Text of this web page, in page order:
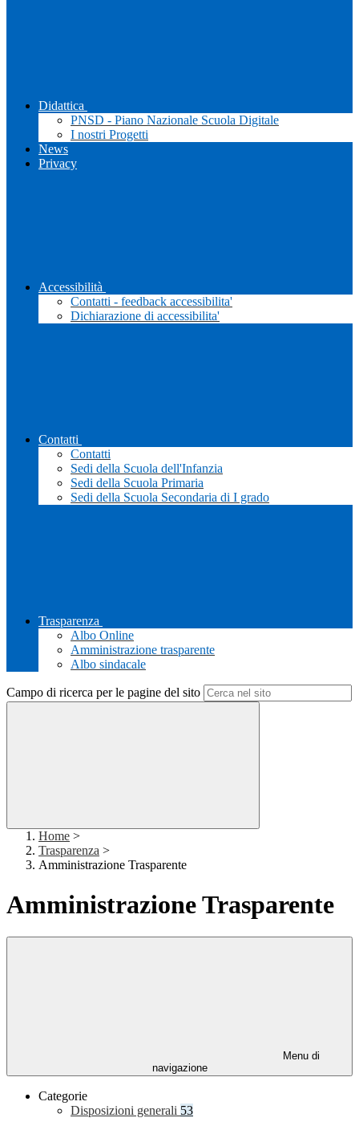
Didattica
PNSD - Piano Nazionale Scuola Digitale
I nostri Progetti
News
Privacy
Accessibilità
Contatti - feedback accessibilita'
Dichiarazione di accessibilita'
Contatti
Contatti
Sedi della Scuola dell'Infanzia
Sedi della Scuola Primaria
Sedi della Scuola Secondaria di I grado
Trasparenza
Albo Online
Amministrazione trasparente
Albo sindacale
Campo di ricerca per le pagine del sito
Home >
Trasparenza >
Amministrazione Trasparente
Amministrazione Trasparente
Menu di
navigazione
Categorie
Disposizioni generali 53